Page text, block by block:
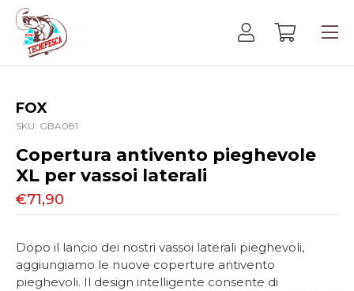
FOX
SKU: GBA081
Copertura antivento pieghevole
XL per vassoi laterali
€71,90
Dopo il lancio dei nostri vassoi laterali pieghevoli,
aggiungiamo le nuove coperture antivento
pieghevoli. Il design intelligente consente di